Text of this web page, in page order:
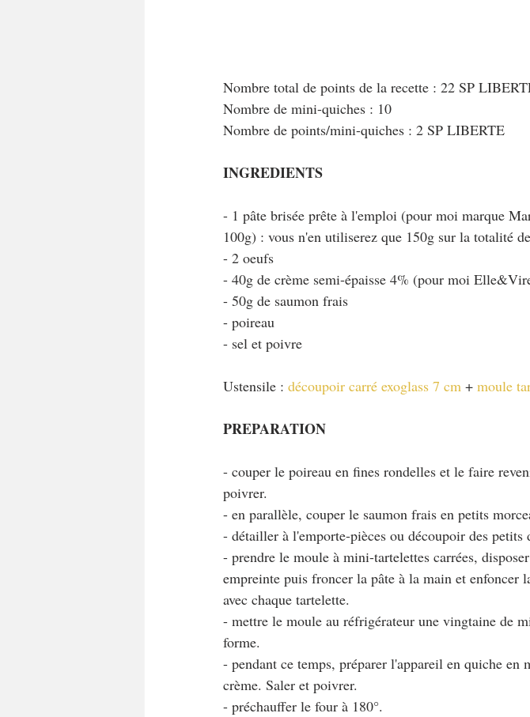
Nombre total de points de la recette : 22 SP
Nombre de mini-quiches : 10
Nombre de points/mini-quiches : 2 SP LIBERTE
INGREDIENTS
- 1 pâte brisée prête à l'emploi (pour moi marque
100g) : vous n'en utiliserez que 150g sur la totalité
- 2 oeufs
- 40g de crème semi-épaisse 4% (pour moi
- 50g de saumon frais
- poireau
- sel et poivre
Ustensile : découpoir carré exoglass 7 cm + moule
PREPARATION
- couper le poireau en fines rondelles et le faire
poivrer.
- en parallèle, couper le saumon frais en petits
- détailler à l'emporte-pièces ou découpoir des petits
- prendre le moule à mini-tartelettes carrées,
empreinte puis froncer la pâte à la main et enfoncer
avec chaque tartelette.
- mettre le moule au réfrigérateur une vingtaine de
forme.
- pendant ce temps, préparer l'appareil en quiche en
crème. Saler et poivrer.
- préchauffer le four à 180°.